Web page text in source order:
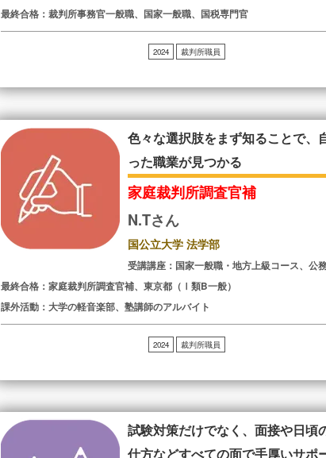
最終合格：裁判所事務官一般職、国家一般職、国税専門官
2024 裁判所職員
色々な選択肢をまず知ることで、
った職業が見つかる
家庭裁判所調査官補
N.Tさん
国公立大学 法学部
受講講座：国家一般職・地方上級コース、公
最終合格：家庭裁判所調査官補、東京都（Ⅰ類B一般）
課外活動：大学の軽音楽部、塾講師のアルバイト
2024 裁判所職員
試験対策だけでなく、面接や日頃
仕方などすべての面で手厚いサポ